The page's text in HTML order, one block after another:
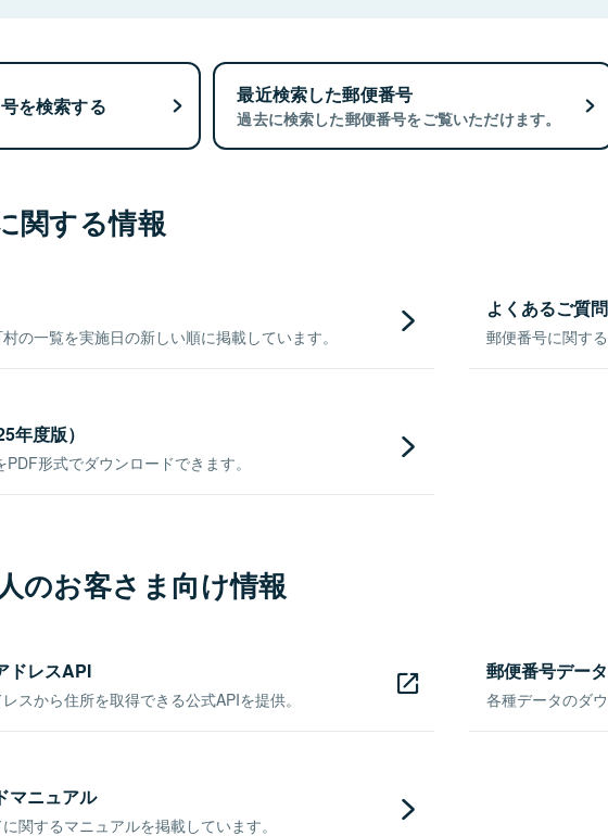
を検索する 最近検索した郵便番号
過去に検索した郵便番号をご覧いただけます。
関する情報
の一覧を実施日の新しい順に掲載しています。
よくあるご質
郵便番号に関す
年度版）
形式でダウンロードできます。
のお客さま向け情報
ドレスAPI
スから住所を取得できる公式APIを提供。
郵便番号デー
各種データのダ
マニュアル
関するマニュアルを掲載しています。